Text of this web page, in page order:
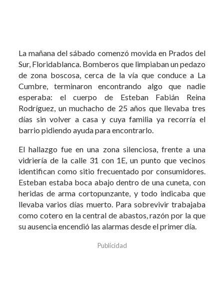
La mañana del sábado comenzó movida en Prados del
Sur, Floridablanca. Bomberos que limpiaban un pedazo
de zona boscosa, cerca de la vía que conduce a La
Cumbre, terminaron encontrando algo que nadie
esperaba: el cuerpo de Esteban Fabián Reina
Rodríguez, un muchacho de 25 años que llevaba tres
días sin volver a casa y cuya familia ya recorría el
barrio pidiendo ayuda para encontrarlo.
El hallazgo fue en una zona silenciosa, frente a una
vidriería de la calle 31 con 1E, un punto que vecinos
identifican como sitio frecuentado por consumidores.
Esteban estaba boca abajo dentro de una cuneta, con
heridas de arma cortopunzante, y todo indicaba que
llevaba varios días muerto. Para sobrevivir trabajaba
como cotero en la central de abastos, razón por la que
su ausencia encendió las alarmas desde el primer día.
Publicidad